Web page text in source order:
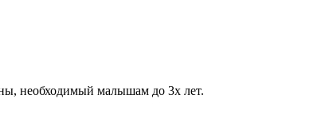
необходимый малышам до 3х лет.